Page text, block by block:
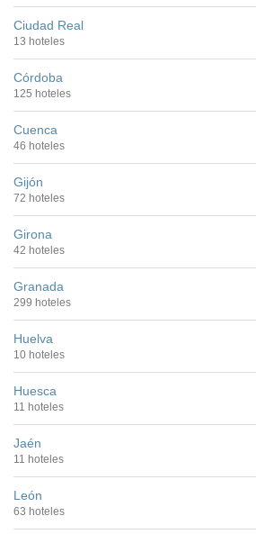
Ciudad Real
13 hoteles
Córdoba
125 hoteles
Cuenca
46 hoteles
Gijón
72 hoteles
Girona
42 hoteles
Granada
299 hoteles
Huelva
10 hoteles
Huesca
11 hoteles
Jaén
11 hoteles
León
63 hoteles